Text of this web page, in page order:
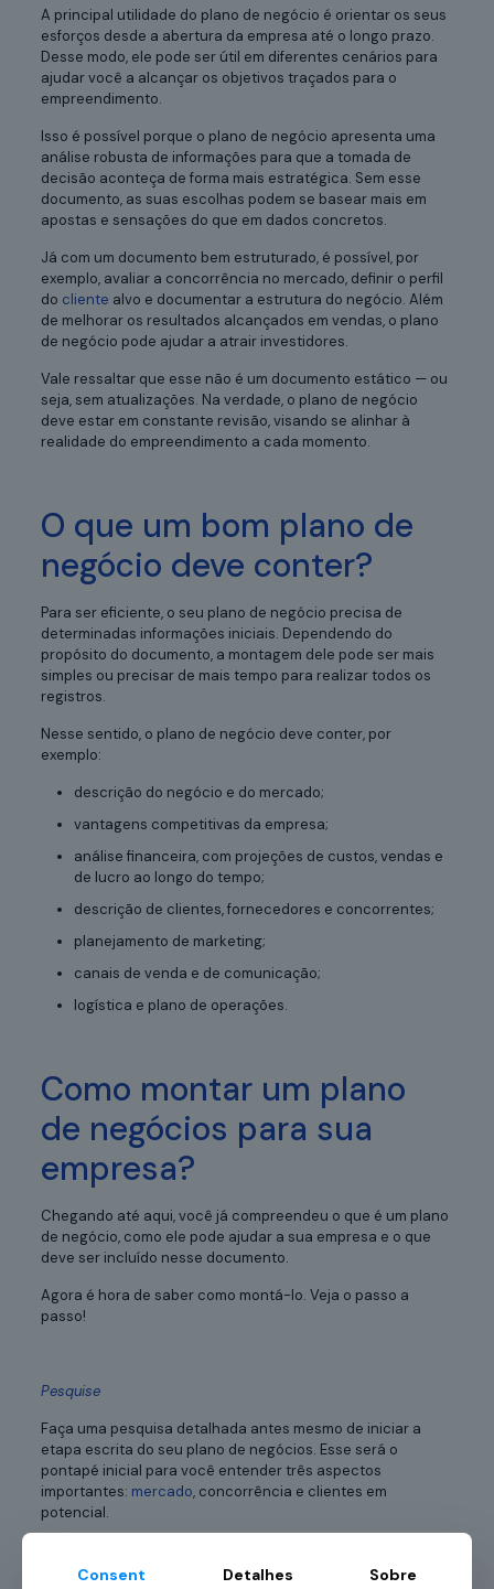
A principal utilidade do plano de negócio é orientar os seus
esforços desde a abertura da empresa até o longo prazo.
Desse modo, ele pode ser útil em diferentes cenários para
ajudar você a alcançar os objetivos traçados para o
empreendimento.
Isso é possível porque o plano de negócio apresenta uma
análise robusta de informações para que a tomada de
decisão aconteça de forma mais estratégica. Sem esse
documento, as suas escolhas podem se basear mais em
apostas e sensações do que em dados concretos.
Já com um documento bem estruturado, é possível, por
exemplo, avaliar a concorrência no mercado, definir o perfil
do cliente alvo e documentar a estrutura do negócio. Além
de melhorar os resultados alcançados em vendas, o plano
de negócio pode ajudar a atrair investidores.
Vale ressaltar que esse não é um documento estático — ou
seja, sem atualizações. Na verdade, o plano de negócio
deve estar em constante revisão, visando se alinhar à
realidade do empreendimento a cada momento.
O que um bom plano de
negócio deve conter?
Para ser eficiente, o seu plano de negócio precisa de
determinadas informações iniciais. Dependendo do
propósito do documento, a montagem dele pode ser mais
simples ou precisar de mais tempo para realizar todos os
registros.
Nesse sentido, o plano de negócio deve conter, por
exemplo:
descrição do negócio e do mercado;
vantagens competitivas da empresa;
análise financeira, com projeções de custos, vendas e
de lucro ao longo do tempo;
descrição de clientes, fornecedores e concorrentes;
planejamento de marketing;
canais de venda e de comunicação;
logística e plano de operações.
Como montar um plano
de negócios para sua
empresa?
Chegando até aqui, você já compreendeu o que é um plano
de negócio, como ele pode ajudar a sua empresa e o que
deve ser incluído nesse documento.
Agora é hora de saber como montá-lo. Veja o passo a
passo!
Pesquise
Faça uma pesquisa detalhada antes mesmo de iniciar a
etapa escrita do seu plano de negócios. Esse será o
pontapé inicial para você entender três aspectos
importantes: mercado, concorrência e clientes em
potencial.
isso, conheça de forma aprofundada o ramo do seu
Consent Detalhes Sobre